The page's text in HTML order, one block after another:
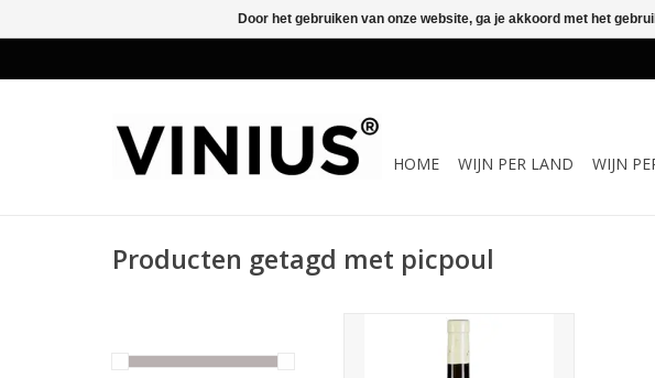
HOME WIJN PER LAND WIJN
Producten getagd met picpoul
Picpoul de Pinet is doorgaans de
schelpdieren. De Picpoul Prestige
Door het gebruiken van onze website, ga je akkoord met het